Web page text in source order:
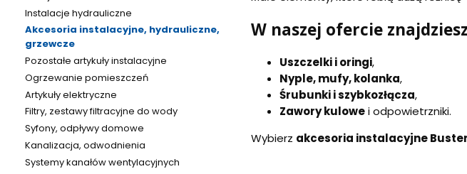
Instalacje hydrauliczne
Akcesoria instalacyjne, hydrauliczne,
grzewcze
Pozostałe artykuły instalacyjne
Ogrzewanie pomieszczeń
Artykuły elektryczne
Filtry, zestawy filtracyjne do wody
Syfony, odpływy domowe
Kanalizacja, odwodnienia
Systemy kanałów wentylacyjnych
W naszej ofercie
Uszczelki i oringi,
Nyple, mufy, kolanka,
Śrubunki i szybkozłącza,
Zawory kulowei odpowietrzniki.
Wybierz akcesoria instalacyjne Buster